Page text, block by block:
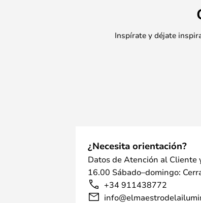
Inspírate y déjate
¿Necesita orientación?
Datos de Atención al Cliente
16.00 Sábado–domingo:
+34 911438772